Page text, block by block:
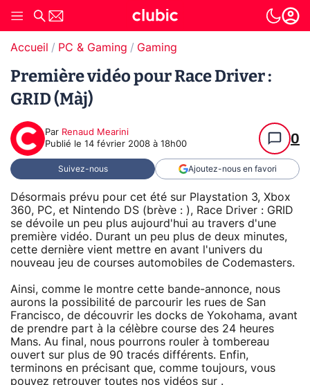
Accueil PC & Gaming Gaming
Première vidéo pour Race Driver :
GRID (Màj)
Par Renaud Mearini
Publié le 14 février 2008 à 18h00 0
Suivez-nous Ajoutez-nous en favori
Désormais prévu pour cet été sur Playstation 3, Xbox
360, PC, et Nintendo DS (brève : ), Race Driver : GRID
se dévoile un peu plus aujourd'hui au travers d'une
première vidéo. Durant un peu plus de deux minutes,
cette dernière vient mettre en avant l'univers du
nouveau jeu de courses automobiles de Codemasters.
Ainsi, comme le montre cette bande-annonce, nous
aurons la possibilité de parcourir les rues de San
Francisco, de découvrir les docks de Yokohama, avant
de prendre part à la célèbre course des 24 heures
Mans. Au final, nous pourrons rouler à tombereau
ouvert sur plus de 90 tracés différents. Enfin,
terminons en précisant que, comme toujours, vous
pouvez retrouver toutes nos vidéos sur .